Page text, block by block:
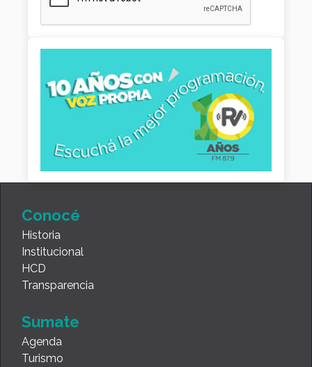
Conocé
Historia
Institucional
HCD
Transparencia
Sumate
Agenda
Turismo